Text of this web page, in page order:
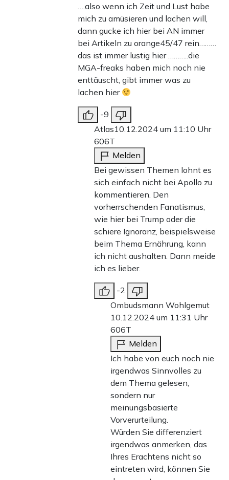
….also wenn ich Zeit und Lust habe
mich zu amüsieren und lachen will,
dann gucke ich hier bei AN immer
bei Artikeln zu orange45/47 rein………
das ist immer lustig hier ………..die
MGA-freaks haben mich noch nie
enttäuscht, gibt immer was zu
lachen hier
-9
Atlas10.12.2024 um 11:10 Uhr
606T
Melden
Bei gewissen Themen lohnt es
sich einfach nicht bei Apollo zu
kommentieren. Den
vorherrschenden Fanatismus,
wie hier bei Trump oder die
schiere Ignoranz, beispielsweise
beim Thema Ernährung, kann
ich nicht aushalten. Dann meide
ich es lieber.
-2
Ombudsmann Wohlgemut
10.12.2024 um 11:31 Uhr
606T
Melden
Ich habe von euch noch nie
irgendwas Sinnvolles zu
dem Thema gelesen,
sondern nur
meinungsbasierte
Vorverurteilung.
Würden Sie differenziert
irgendwas anmerken, das
Ihres Erachtens nicht so
eintreten wird, können Sie